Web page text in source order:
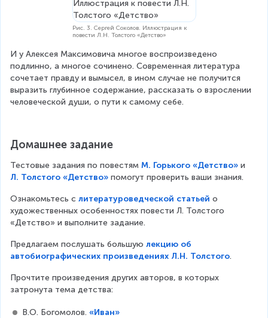
Рис. 3. Сергей Соколов. Иллюстрация к
повести Л.Н. Толстого «Детство»
И у Алексея Максимовича многое воспроизведено
подлинно, а многое сочинено. Современная литература
сочетает правду и вымысел, в ином случае не получится
выразить глубинное содержание, рассказать о взрослении
человеческой души, о пути к самому себе.
Домашнее задание
Тестовые задания по повестям М. Горького «Детство» и
Л. Толстого «Детство» помогут проверить ваши знания.
Ознакомьтесь с литературоведческой статьей о
художественных особенностях повести Л. Толстого
«Детство» и выполните задание.
Предлагаем послушать большую лекцию об
автобиографических произведениях Л.Н. Толстого.
Прочтите произведения других авторов, в которых
затронута тема детства:
В.О. Богомолов. «Иван»